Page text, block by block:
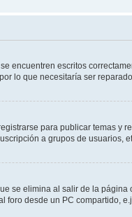
encuentren escritos
lo que necesitaría ser
para publicar temas y
a grupos de usuarios,
se elimina al salir de la
desde un PC compartido,